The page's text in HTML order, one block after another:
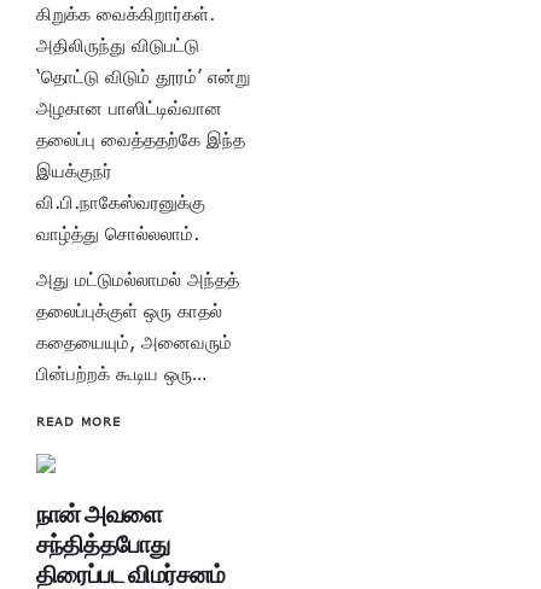
கிறுக்க வைக்கிறார்கள்.
அதிலிருந்து விடுபட்டு
‘தொட்டு விடும் தூரம்’ என்று
அழகான பாஸிட்டிவ்வான
தலைப்பு வைத்ததற்கே இந்த
இயக்குநர்
வி.பி.நாகேஸ்வரனுக்கு
வாழ்த்து சொல்லலாம்.
அது மட்டுமல்லாமல் அந்தத்
தலைப்புக்குள் ஒரு காதல்
கதையையும், அனைவரும்
பின்பற்றக் கூடிய ஒரு…
READ MORE
நான் அவளை
சந்தித்தபோது
திரைப்பட விமர்சனம்